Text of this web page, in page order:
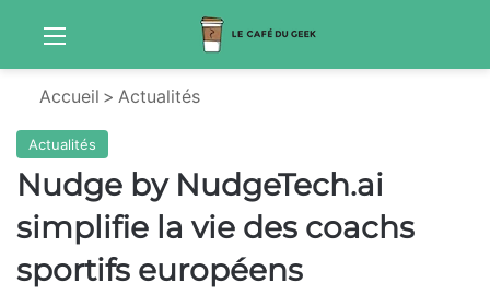
Menu
Accueil > Actualités
Actualités
Nudge by NudgeTech.ai
simplifie la vie des coachs
sportifs européens